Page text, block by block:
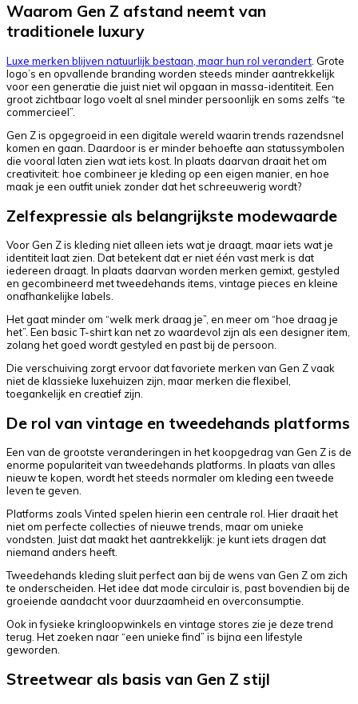
Waarom Gen Z afstand neemt van
traditionele luxury
Luxe merken blijven natuurlijk bestaan, maar hun rol verandert . Grote
logo’s en opvallende branding worden steeds minder aantrekkelijk
voor een generatie die juist niet wil opgaan in massa-identiteit. Een
groot zichtbaar logo voelt al snel minder persoonlijk en soms zelfs “te
commercieel”.
Gen Z is opgegroeid in een digitale wereld waarin trends razendsnel
komen en gaan. Daardoor is er minder behoefte aan statussymbolen
die vooral laten zien wat iets kost. In plaats daarvan draait het om
creativiteit: hoe combineer je kleding op een eigen manier, en hoe
maak je een outfit uniek zonder dat het schreeuwerig wordt?
Zelfexpressie als belangrijkste modewaarde
Voor Gen Z is kleding niet alleen iets wat je draagt, maar iets wat je
identiteit laat zien. Dat betekent dat er niet één vast merk is dat
iedereen draagt. In plaats daarvan worden merken gemixt, gestyled
en gecombineerd met tweedehands items, vintage pieces en kleine
onafhankelijke labels.
Het gaat minder om “welk merk draag je”, en meer om “hoe draag je
het”. Een basic T-shirt kan net zo waardevol zijn als een designer item,
zolang het goed wordt gestyled en past bij de persoon.
Die verschuiving zorgt ervoor dat favoriete merken van Gen Z vaak
niet de klassieke luxehuizen zijn, maar merken die flexibel,
toegankelijk en creatief zijn.
De rol van vintage en tweedehands platforms
Een van de grootste veranderingen in het koopgedrag van Gen Z is de
enorme populariteit van tweedehands platforms. In plaats van alles
nieuw te kopen, wordt het steeds normaler om kleding een tweede
leven te geven.
Platforms zoals Vinted spelen hierin een centrale rol. Hier draait het
niet om perfecte collecties of nieuwe trends, maar om unieke
vondsten. Juist dat maakt het aantrekkelijk: je kunt iets dragen dat
niemand anders heeft.
Tweedehands kleding sluit perfect aan bij de wens van Gen Z om zich
te onderscheiden. Het idee dat mode circulair is, past bovendien bij de
groeiende aandacht voor duurzaamheid en overconsumptie.
Ook in fysieke kringloopwinkels en vintage stores zie je deze trend
terug. Het zoeken naar “een unieke find” is bijna een lifestyle
geworden.
Streetwear als basis van Gen Z stijl